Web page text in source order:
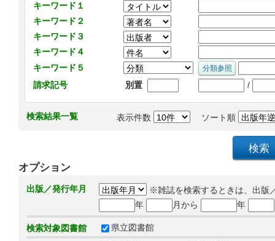
キーワード１
キーワード２
キーワード３
キーワード４
キーワード５
請求記号
別置 /
検索結果一覧 表示件数 ソート順
オプション
出版／発行年月
※雑誌を検索するときは、出版
年
月から 年
検索対象図書館 県立図書館